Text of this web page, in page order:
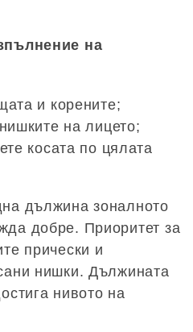
на
и корените;
на лицето;
косата по цялата
дължина зоналното
добре. Приоритет за
прически и
нишки. Дължината
нивото на